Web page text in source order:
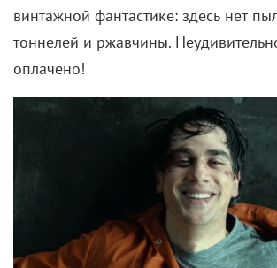
винтажной фантастике: здесь нет
тоннелей и ржавчины.
оплачено!